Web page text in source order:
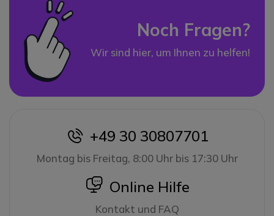
Noch Fragen?
Wir sind hier, um Ihnen zu helfen!
icon
+49 30 30807701
Montag bis Freitag, 8:00 Uhr bis 17:30 Uhr
icon
Online Hilfe
Kontakt und FAQ